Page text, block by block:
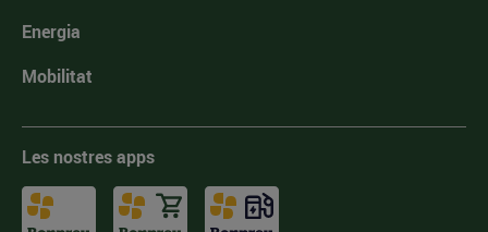
Energia
Mobilitat
Les nostres apps